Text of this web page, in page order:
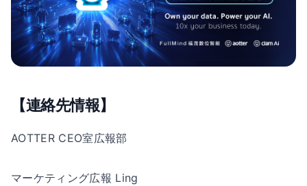
【連絡先情報】
AOTTER CEO室広報部
マーケティング広報 Ling